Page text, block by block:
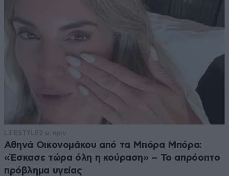
LIFESTYLE 2 ω. πριν
Αθηνά Οικονομάκου από τα Μπόρα Μπόρα:
«Έσκασε τώρα όλη η κούραση» – Το απρόοπτο
πρόβλημα υγείας